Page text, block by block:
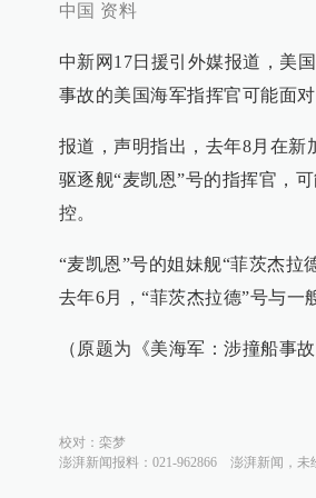
中国 资料
中新网17日援引外媒报道，美
事故的美国海军指挥官可能面
报道，声明指出，去年8月在
驱逐舰“麦凯恩”号的指挥官，
控。
“麦凯恩”号的姐妹舰“菲茨杰拉
去年6月，“菲茨杰拉德”号与
（原题为《美海军：涉撞船事
校对： 栾梦
澎湃新闻报料：021-962866
澎湃新闻，未